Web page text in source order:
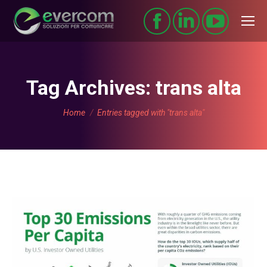
Tag Archives: trans alta
You are here:
Home Entries tagged with "trans alta"